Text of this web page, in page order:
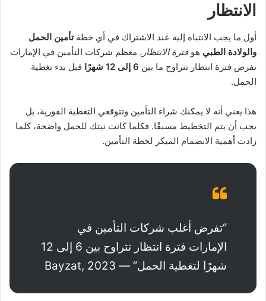
الانتظار
أول ما يجب الانتباه إليه عند الاشتراك في أي خطةتأمين الحمل
والولادة الطبي هوفترة الانتظار . معظم شركات التأمين في الإمارات
تفرض فترة انتظار تتراوح ما بين 6 إلى 12 شهرًا
قبل بدء تغطية
الحمل.
هذا يعني أنه لا يمكنك شراء التأمين وتتوقعي التغطية الفورية، بل
يجب أن يتم التخطيط مسبقًا. فكلما كانت نيتك للحمل واضحة، كلما
زادت أهمية الانضمام المبكر لخطة التأمين.
“تفرض أغلب شركات التأمين في
الإمارات فترة انتظار تتراوح بين 6 إلى 12
شهرًا لتغطية الحمل” — Bayzat, 2023